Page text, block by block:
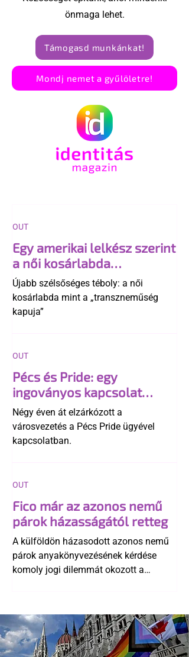
önmaga lehet.
Támogasd munkánkat!
Mondj nemet a gyűlöletre!
Egy amerikai lelkész szerint
a női kosárlabda
transzneműséghez vezet
Újabb szélsőséges téboly: a női
kosárlabda mint a „transzneműség
kapuja”
OUT
Pécs és Pride: egy
ingoványos kapcsolat
története
Négy éven át elzárkózott a
városvezetés a Pécs Pride ügyével
kapcsolatban.
OUT
Fico már az azonos nemű
párok házasságától retteg
A külföldön házasodott azonos nemű
párok anyakönyvezésének kérdése
komoly jogi dilemmát okozott a
egyértelműen tiltja a házasságuk
elismerését. Közben az ellenzéken belül
is vita robbant ki arról, hogy vissza
OUT